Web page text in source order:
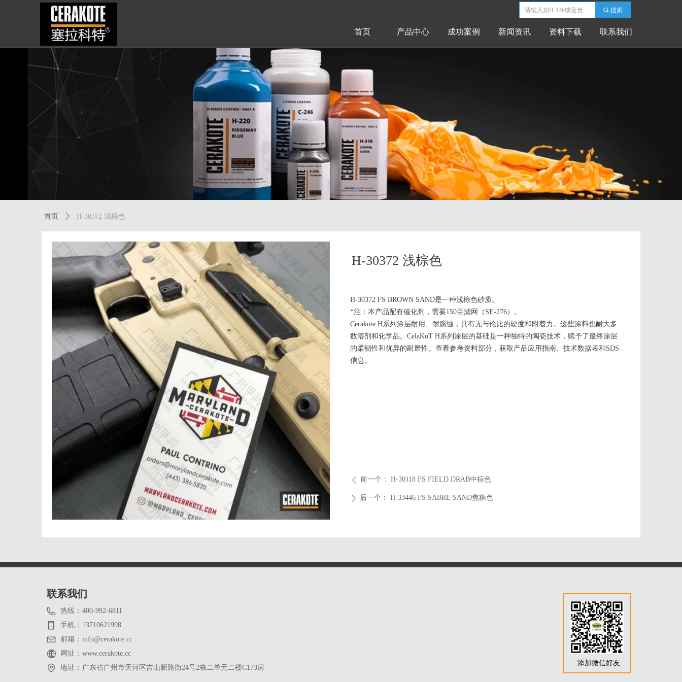
首页 产品中心 成功案例 新闻资讯 资料下载 联系我们
끠 搜索
首页 ꄲ H-30372 浅棕色
H-30372 浅棕色
H-30372 FS BROWN SAND是一种浅棕色砂质。
*注：本产品配有催化剂，需要150目滤网（SE-276）。
Cerakote H系列涂层耐用、耐腐蚀，具有无与伦比的硬度和附着力。这些涂料也耐大多
数溶剂和化学品。CelaKoT H系列涂层的基础是一种独特的陶瓷技术，赋予了最终涂层
的柔韧性和优异的耐磨性。查看参考资料部分，获取产品应用指南、技术数据表和SDS
信息。
ꄴ 前一个： H-30118 FS FIELD DRAB中棕色
ꄲ 后一个： H-33446 FS SABRE SAND焦糖色
热线： 400-992-6811
手机： 13710621998
邮箱： info@cerakote.cc
网址： www.cerakote.cc
地址： 广东省广州市天河区吉山新路街24号2栋二单元二楼C173房
联系我们
添加微信好友